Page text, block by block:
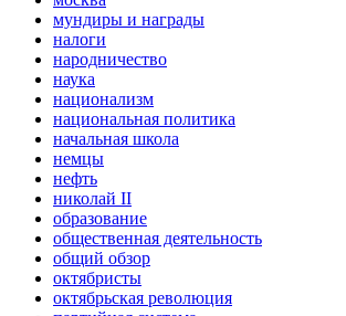
мундиры и награды
налоги
народничество
наука
национализм
национальная политика
начальная школа
немцы
нефть
николай II
образование
общественная деятельность
общий обзор
октябристы
октябрьская революция